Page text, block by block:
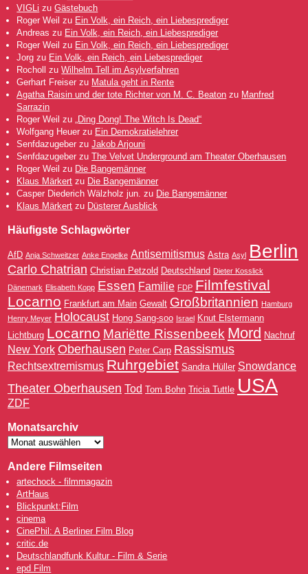
VIGLi zuGästebuch
Roger Weil zu Ein Volk, ein Reich, ein Liebesprediger
Andreas zu Ein Volk, ein Reich, ein Liebesprediger
Roger Weil zu Ein Volk, ein Reich, ein Liebesprediger
Jorg zu Ein Volk, ein Reich, ein Liebesprediger
Rocholl
zuWilhelm Tell im Asylverfahren
Gerhart Freiser zu Matula geht in Rente
Agatha Raisin und der tote Richter von M. C. Beaton zu Manfred
Sarrazin
Roger Weil zu
„Ding Dong! The Witch Is Dead“
Wolfgang Heuer zu Ein Demokratielehrer
Senfdazugeber zuJakob Arjouni
Senfdazugeber zuThe Velvet Underground am Theater Oberhausen
Roger Weil zu Die Bangemänner
Klaus Märkert zu Die Bangemänner
Casper Diederich Wälzholz jun. zu Die Bangemänner
Klaus Märkert zu Düsterer Ausblick
Häufigste Schlagwörter
AfD Anja Schweitzer Anke Engelke Antisemitismus Astra Asyl Berlin
Carlo Chatrian Christian Petzold Deutschland Dieter Kosslick
Dänemark Elisabeth Kopp Essen Familie FDP Filmfestival
Locarno Frankfurt am Main Gewalt Großbritannien Hamburg
Henry Meyer Holocaust Hong Sang-soo Israel Knut Elstermann
Lichtburg Locarno Mariëtte Rissenbeek Mord Nachruf
New York Oberhausen Peter Carp Rassismus
Rechtsextremismus Ruhrgebiet Sandra Hüller Snowdance
Theater Oberhausen Tod Tom Bohn Tricia Tuttle USA
ZDF
Monatsarchiv
Andere Filmseiten
artechock - filmmagazin
ArtHaus
Blickpunkt:Film
cinema
CinePhil: A Berliner Film Blog
critic.de
Deutschlandfunk Kultur - Film & Serie
epd Film